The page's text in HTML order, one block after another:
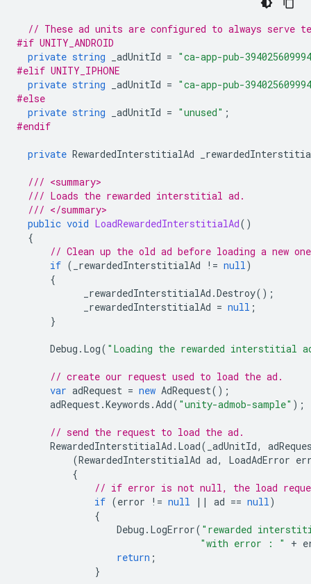
// These ad units are configured to always serve
#if UNITY_ANDROID
private string _adUnitId = "ca-app-pub-
#elif UNITY_IPHONE
private string _adUnitId = "ca-app-pub-
#else
private string _adUnitId = "unused" ;
#endif
private RewardedInterstitialAd
/// <summary>
/// Loads the rewarded interstitial ad.
/// </summary>
public void LoadRewardedInterstitialAd()
{
// Clean up the old ad before loading a new
if ( _rewardedInterstitialAd != null)
{
_rewardedInterstitialAd .Destroy();
_rewardedInterstitialAd = null ;
}
Debug . Log( "Loading the rewarded interstitial
// create our request used to load the ad.
var adRequest = new AdRequest();
adRequest.Keywords .Add( "unity-admob-sample" );
// send the request to load the ad.
RewardedInterstitialAd . Load( _adUnitId,
(RewardedInterstitialAd ad, LoadAdError
{
// if error is not null, the load
if (error != null || ad == null)
{
Debug . LogError( "rewarded
"with error : "
+
return ;
}